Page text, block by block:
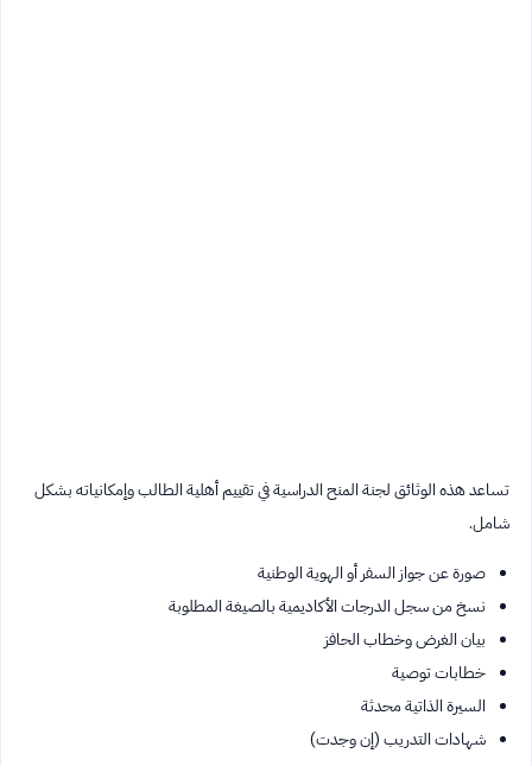
تساعد هذه الوثائق لجنة المنح الدراسية في تقييم أهلية الطالب وإمكانياته بشكل
شامل.
صورة عن جواز السفر أو الهوية الوطنية
نسخ من سجل الدرجات الأكاديمية بالصيغة المطلوبة
بيان الغرض وخطاب الحافز
خطابات توصية
السيرة الذاتية محدثة
شهادات التدريب (إن وجدت)